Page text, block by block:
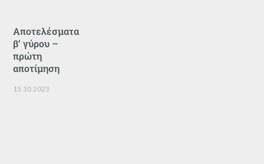
Αποτελέσματα
β’ γύρου –
πρώτη
αποτίμηση
15.10.2023